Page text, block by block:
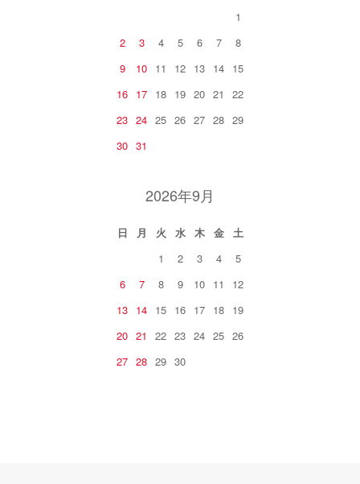
1
2
3 4 5 6 7
8
9
10 11 12 13 14 15
16 17 18 19 20 21
22
23 24 25 26 27 28 29
30 31
2026年9月
日 月 火 水 木 金
土
1
2 3 4
5
6
7 8 9 10 11
12
13 14 15 16 17 18 19
20 21 22 23 24 25 26
27 28 29 30